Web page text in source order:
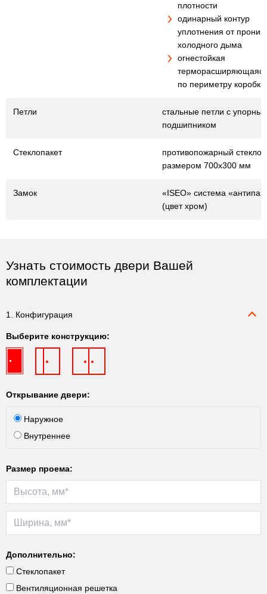
плотности
одинарный контур
уплотнения от
холодного дыма
огнестойкая
по периметру коробки
Петли
стальные петли с
подшипником
Стеклопакет
противопожарный
размером 700х300 мм
Замок
«ISEO» система
(цвет хром)
Узнать стоимость двери Вашей
комплектации
1. Конфигурация
Выберите конструкцию:
Открывание двери:
Наружное
Внутреннее
Размер проема:
Дополнительно:
Стеклопакет
Вентиляционная решетка